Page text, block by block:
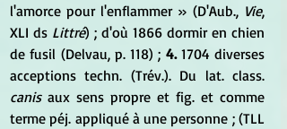
l'amorce pour l'enflammer » (D'Aub., Vie,
XLI ds Littré) ; d'où 1866 dormir en chien
de fusil (Delvau, p. 118) ; 4. 1704 diverses
canis aux sens propre et fig. et comme
terme péj. appliqué à une personne ; (TLL